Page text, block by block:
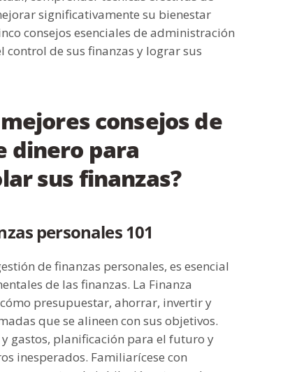
significativamente su bienestar
consejos esenciales de administración
de sus finanzas y lograr sus
consejos de
dinero para
sus finanzas?
personales 101
de finanzas personales, es esencial
de las finanzas. La Finanza
presupuestar, ahorrar, invertir y
que se alineen con sus objetivos.
gastos, planificación para el futuro y
inesperados. Familiarícese con